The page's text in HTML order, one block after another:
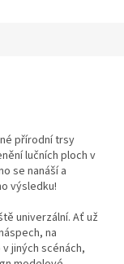
přírodní trsy
lučních ploch v
se nanáší a
výsledku!
univerzální. Ať už
na
jiných scénách,